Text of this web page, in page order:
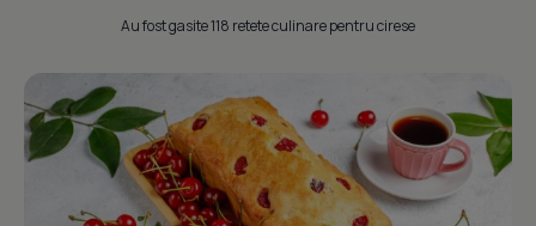
Au fost gasite 118 retete culinare pentru cirese